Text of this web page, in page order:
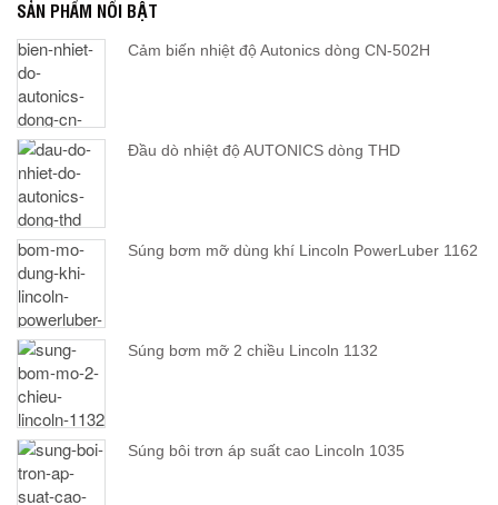
SẢN PHẨM NỔI BẬT
Cảm biến nhiệt độ Autonics dòng CN-502H
Đầu dò nhiệt độ AUTONICS dòng THD
Súng bơm mỡ dùng khí Lincoln PowerLuber 1162
Súng bơm mỡ 2 chiều Lincoln 1132
Súng bôi trơn áp suất cao Lincoln 1035